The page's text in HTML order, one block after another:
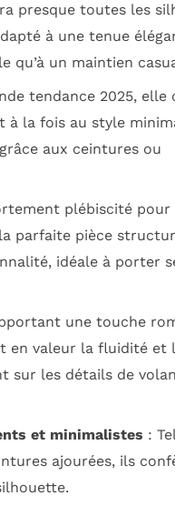
presque toutes les
à une tenue
qu’à un maintien
tendance 2025, elle
à la fois au style
aux ceintures ou
plébiscité pour
parfaite pièce
idéale à porter
une touche
en valeur la fluidité et
sur les détails de
et minimalistes :
ajourées, ils